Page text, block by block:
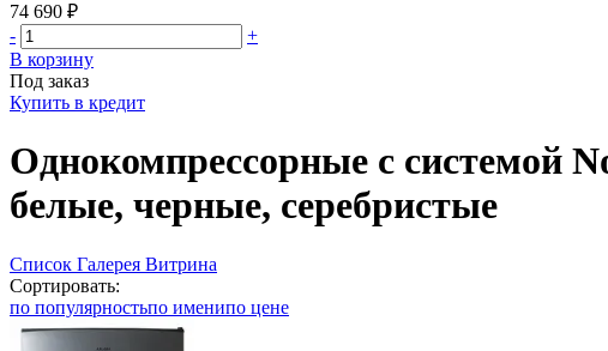
74 690 ₽
-
+
В корзину
Под заказ
Купить в кредит
Однокомпрессорные с системой
белые, черные, серебристые
Список Галерея Витрина
Сортировать:
по популярностьпо именипо цене